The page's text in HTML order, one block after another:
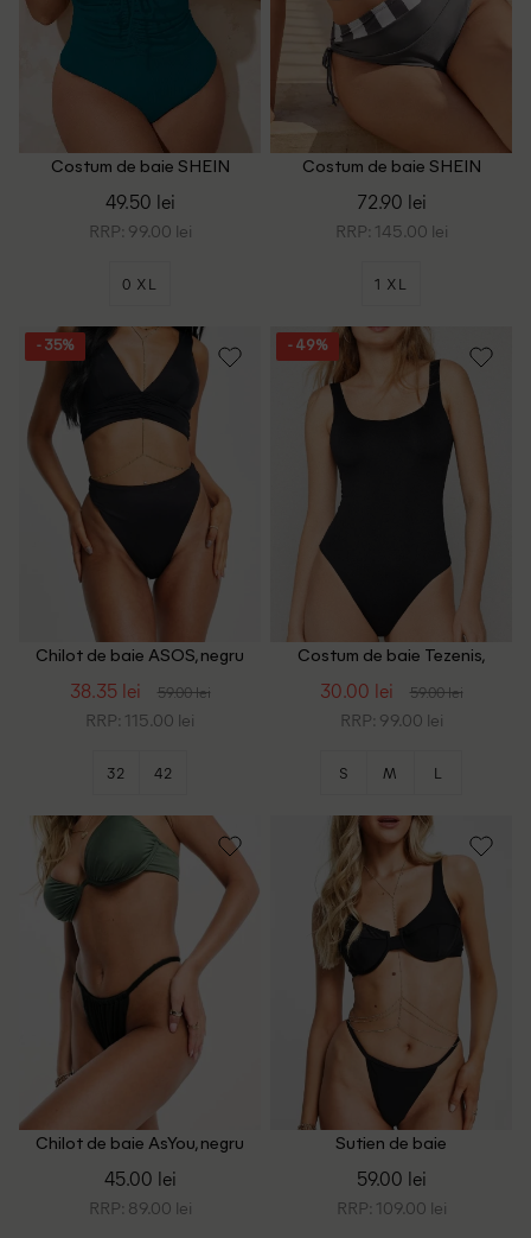
Costum de baie SHEIN
49.50 lei
RRP: 99.00 lei
0 XL
Costum de baie SHEIN
72.90 lei
RRP: 145.00 lei
1 XL
- 35%
Chilot de baie ASOS, negru
38.35 lei 59.00 lei
RRP: 115.00 lei
32 42
- 49%
Costum de baie Tezenis,
30.00 lei 59.00 lei
RRP: 99.00 lei
S M L
Chilot de baie AsYou, negru
45.00 lei
RRP: 89.00 lei
Sutien de baie
59.00 lei
RRP: 109.00 lei